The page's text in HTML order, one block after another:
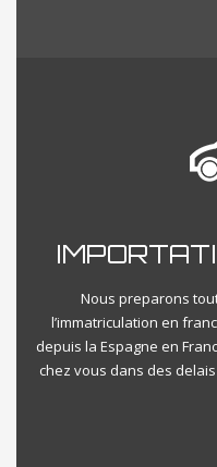
Nous preparons
l’immatriculation en
depuis la Espagne en
chez vous dans des